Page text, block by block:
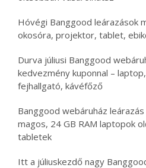
Hóvégi Banggood leárazások
okosóra, projektor, tablet,
Durva júliusi Banggood
kedvezmény kuponnal –
fejhallgató, kávéfőző
Banggood webáruház
magos, 24 GB RAM laptopok
tabletek
Itt a júliuskezdő nagy